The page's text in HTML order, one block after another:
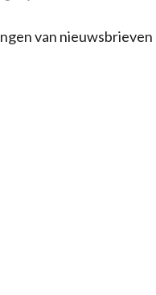
van nieuwsbrieven